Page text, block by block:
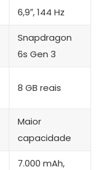
6,9″, 144 Hz
Snapdragon
6s Gen 3
8 GB reais
Maior
capacidade
7.000 mAh,